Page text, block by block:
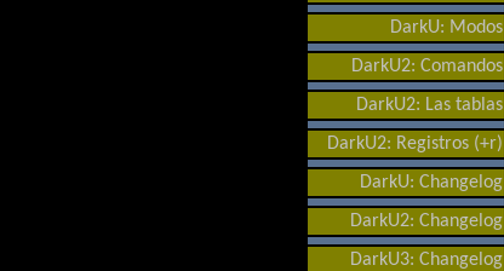
DarkU: Modos
DarkU2: Comandos
DarkU2: Las tablas
DarkU2: Registros (+r)
DarkU: Changelog
DarkU2: Changelog
DarkU3: Changelog